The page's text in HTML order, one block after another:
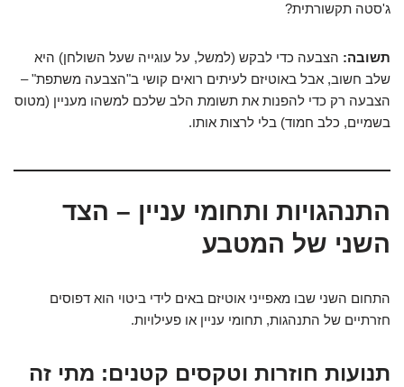
ג'סטה תקשורתית?
תשובה: הצבעה כדי לבקש (למשל, על עוגייה שעל השולחן) היא
שלב חשוב, אבל באוטיזם לעיתים רואים קושי ב"הצבעה משתפת" –
הצבעה רק כדי להפנות את תשומת הלב שלכם למשהו מעניין (מטוס
בשמיים, כלב חמוד) בלי לרצות אותו.
התנהגויות ותחומי עניין – הצד
השני של המטבע
התחום השני שבו מאפייני אוטיזם באים לידי ביטוי הוא דפוסים
חזרתיים של התנהגות, תחומי עניין או פעילויות.
תנועות חוזרות וטקסים קטנים: מתי זה